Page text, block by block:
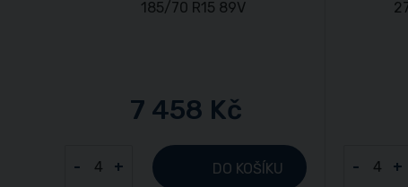
7 458 Kč
- + DO KOŠÍKU - +